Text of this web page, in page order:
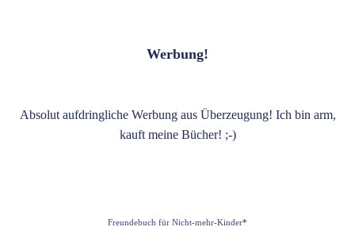
Werbung!
Absolut aufdringliche Werbung aus Überzeugung! Ich bin arm,
kauft meine Bücher! ;-)
Freundebuch für Nicht-mehr-Kinder*